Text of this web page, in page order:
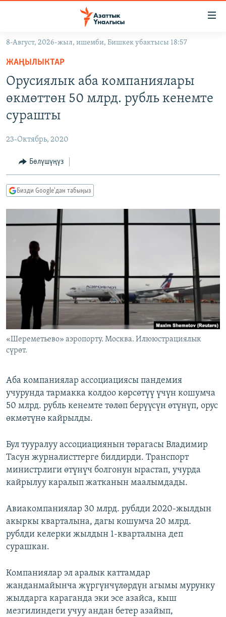
Навигацияга
өтүңүз
Издөөгө
салыңызКЫРГЫЗСТАН
МАДАНИЯТ
ДҮЙНӨ
ТВ ПРОГРАММАЛАР
БҮГҮН АЗАТТЫКТА
ЭЖЕ-СИҢДИЛЕР
АЗАТТЫК+
ЫҢГАЙСЫЗ СУРООЛОР
ПОДКАСТ
Русский
ОНЛАЙН ШЕРИНЕ
ЭЕ/АРнун бардык сайттары
8-Август, 2026-жыл, ишемби, Бишкек убактысы 18:57
ЖАҢЫЛЫКТАР
Орусиялык аба компаниялары
өкмөттөн 50 млрд. рубль кенемте
сурашты
23-Октябрь, 2020
Бөлүшүңүз
Бизди Google'дан табыңыз
«Шереметьево» аэропорту. Москва. Илююстрациялык
сүрөт.
Аба компаниялар ассоциациясы пандемия
учурунда тармакка колдоо көрсөтүү үчүн кошумча
50 млрд. рубль кенемте төлөп берүүсүн өтүнүп, орус
өкмөтүнө кайрылды.
Бул тууралуу ассоциациянын төрагасы Владимир
Тасун журналисттерге билдирди. Транспорт
министрлиги өтүнүч болгонун ырастап, учурда
кайрылуу каралып жатканын маалымдады.
Авиакомпаниялар 30 млрд. рублди 2020-жылдын
акыркы кварталына, дагы кошумча 20 млрд.
рублди келерки жылдын 1-кварталына деп
сурашкан.
Компаниялар эл аралык каттамдар
жанданмайынча жүргүнчүлөрдүн агымы мурунку
жылдарга караганда эки эсе азайса, кыш
мезгилиндеги учуу андан бетер азайып,